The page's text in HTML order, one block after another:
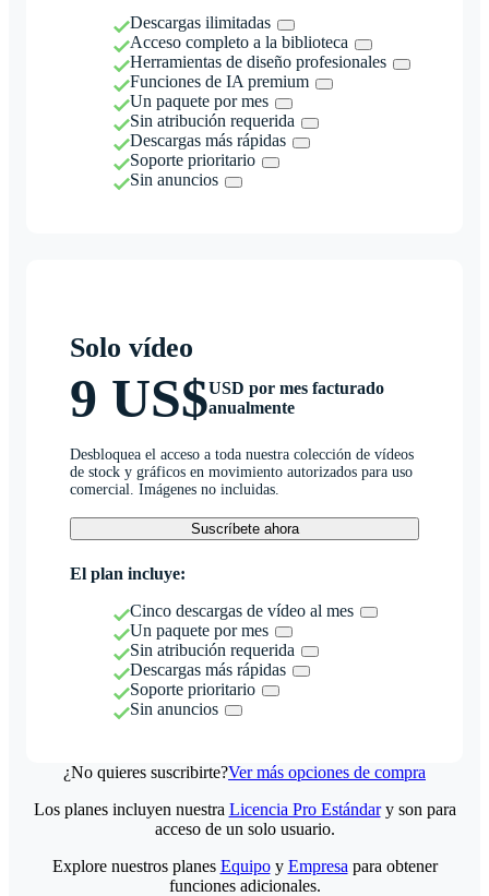
Descargas ilimitadas
Acceso completo a la biblioteca
Herramientas de diseño profesionales
Funciones de IA premium
Un paquete por mes
Sin atribución requerida
Descargas más rápidas
Soporte prioritario
Sin anuncios
Solo vídeo
9 US$USD por mes facturado
anualmente
Desbloquea el acceso a toda nuestra colección de vídeos
de stock y gráficos en movimiento autorizados para uso
comercial. Imágenes no incluidas.
Suscríbete ahora
El plan incluye:
Cinco descargas de vídeo al mes
Un paquete por mes
Sin atribución requerida
Descargas más rápidas
Soporte prioritario
Sin anuncios
¿No quieres suscribirte?Ver más opciones de compra
Los planes incluyen nuestra Licencia Pro Estándary son para
acceso de un solo usuario.
Explore nuestros planes Equipoy Empresa para obtener
funciones adicionales.